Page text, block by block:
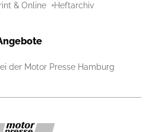
& Online Heftarchiv
der Motor Presse Hamburg